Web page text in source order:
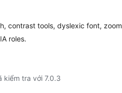
contrast tools, dyslexic font, zoom
roles.
kiểm tra với 7.0.3